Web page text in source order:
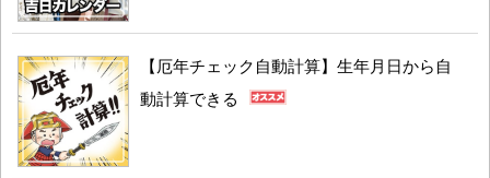
【厄年チェック自動計算】生年月日から自
動計算できる